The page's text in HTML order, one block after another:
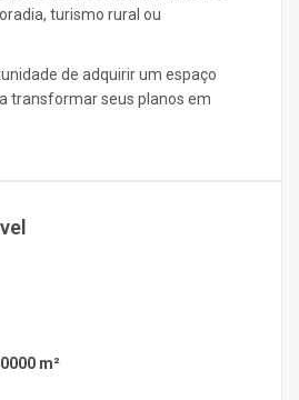
turismo rural ou
de adquirir um espaço
transformar seus planos em
m²